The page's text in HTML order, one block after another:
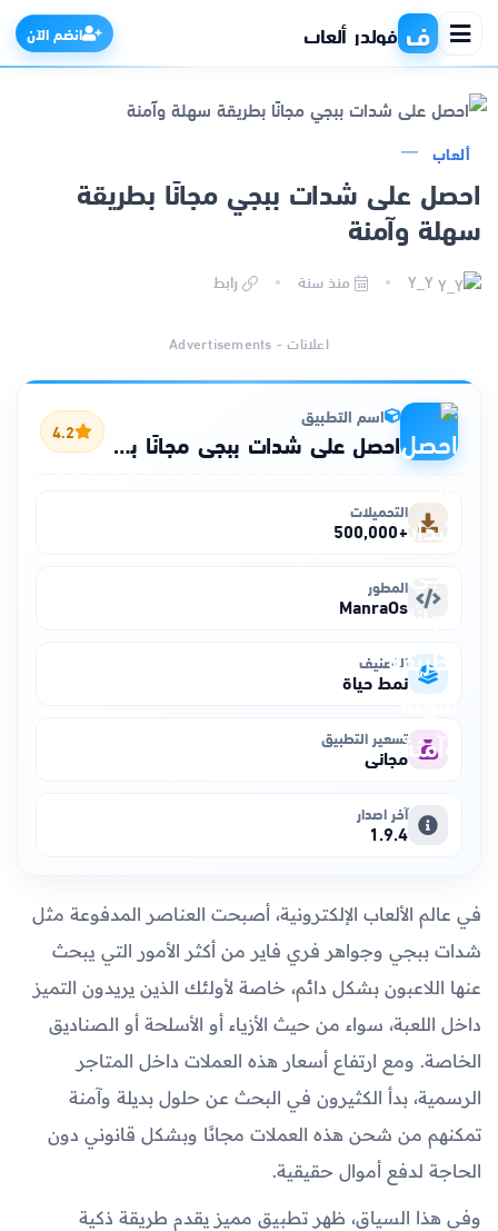
ف فولدر ألعاب انضم الآن
التطبيقات
الألعاب
ذكاء اصطناعي
ألعاب
احصل على شدات ببجي مجانًا بطريقة
سهلة وآمنة
منذ سنة رابط
اعلانات - Advertisements
اسم التطبيق
احصل على شدات ببجي مجانًا بطريقة سهلة وآمنة 4.2
التحميلات
+500,000
المطور
ManraOs
التصنيف
نمط حياة
تسعير التطبيق
مجاني
آخر اصدار
1.9.4
في عالم الألعاب الإلكترونية، أصبحت العناصر المدفوعة مثل
شدات ببجي وجواهر فري فاير من أكثر الأمور التي يبحث
عنها اللاعبون بشكل دائم، خاصة لأولئك الذين يريدون التميز
داخل اللعبة، سواء من حيث الأزياء أو الأسلحة أو الصناديق
الخاصة. ومع ارتفاع أسعار هذه العملات داخل المتاجر
الرسمية، بدأ الكثيرون في البحث عن حلول بديلة وآمنة
تمكنهم من شحن هذه العملات مجانًا وبشكل قانوني دون
الحاجة لدفع أموال حقيقية.
وفي هذا السياق، ظهر تطبيق مميز يقدم طريقة ذكية